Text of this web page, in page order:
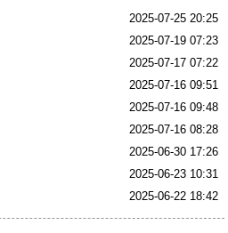
2025-07-25 20:25
2025-07-19 07:23
2025-07-17 07:22
2025-07-16 09:51
2025-07-16 09:48
2025-07-16 08:28
2025-06-30 17:26
2025-06-23 10:31
2025-06-22 18:42